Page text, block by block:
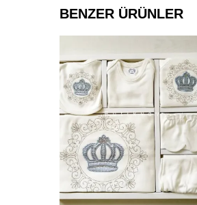
BENZER ÜRÜNLER